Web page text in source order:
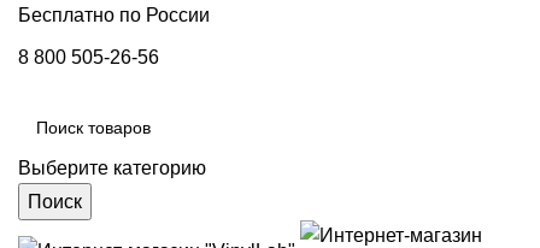
Бесплатно по России
8 800 505-26-56
Выберите категорию
Поиск